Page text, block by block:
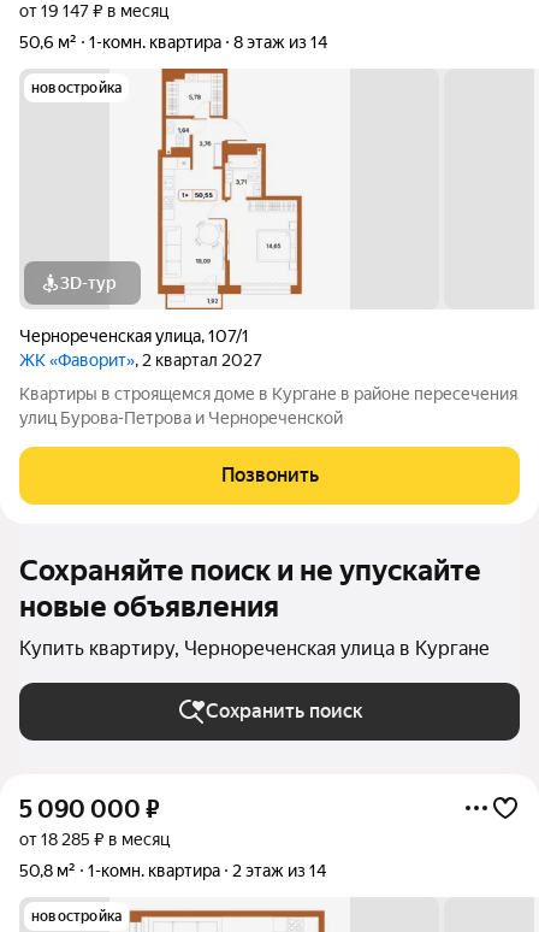
от 19 147 ₽ в месяц
50,6 м²
1-комн. квартира 8 этаж из 14
новостройка
3D-тур
Чернореченская улица,107/1
ЖК «Фаворит», 2 квартал 2027
Квартиры в строящемся доме в Кургане в районе пересечения
улиц Бурова-Петрова и Чернореченской
Позвонить
Сохраняйте поиск и не упускайте
новые объявления
Купить квартиру, Чернореченская улица в Кургане
Сохранить поиск
5 090 000 ₽
от 18 285 ₽ в месяц
50,8 м²
1-комн. квартира 2 этаж из 14
новостройка